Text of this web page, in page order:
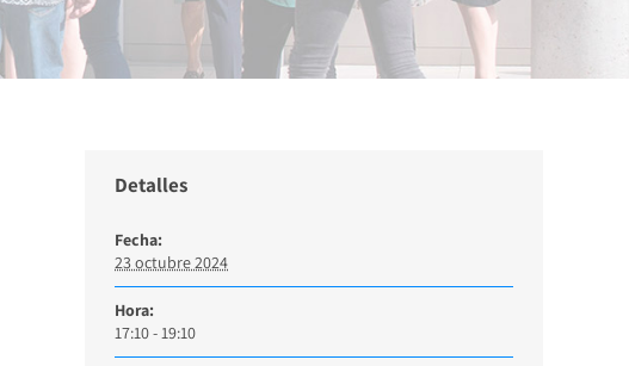
Detalles
Fecha:
23 octubre 2024
Hora:
17:10 - 19:10